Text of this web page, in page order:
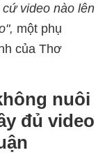
video nào lên
một phụ
của Thơ
nuôi
đủ video